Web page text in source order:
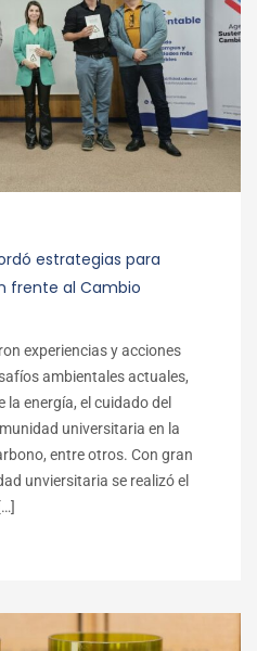
estrategias para
frente al Cambio
experiencias y acciones
ambientales actuales,
energía, el cuidado del
universitaria en la
entre otros. Con gran
unviersitaria se realizó el